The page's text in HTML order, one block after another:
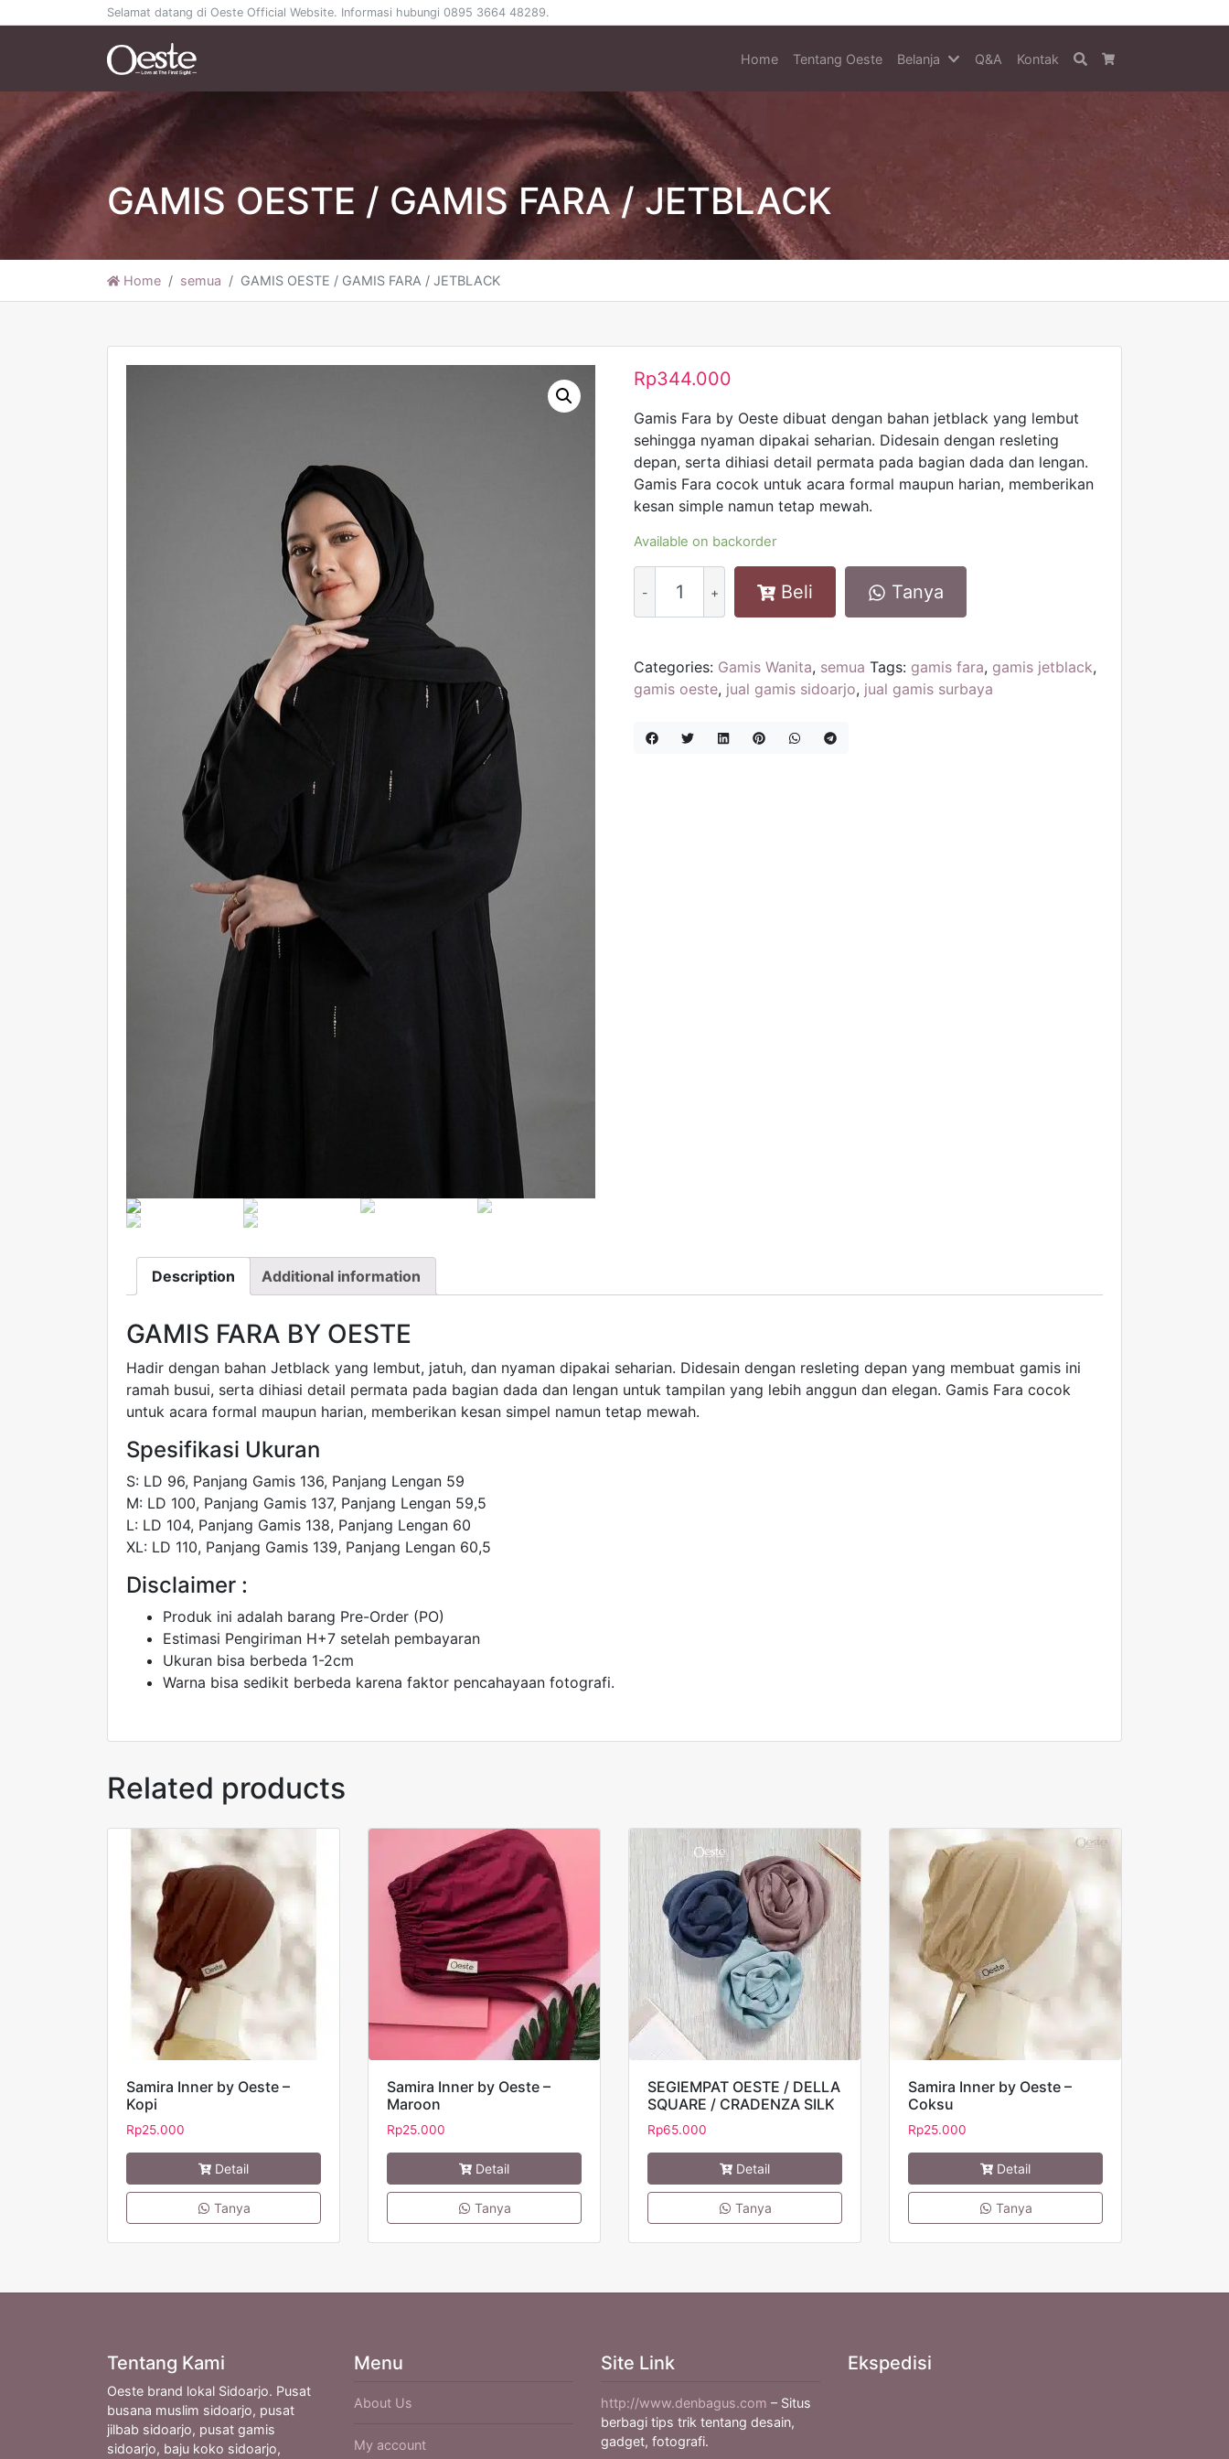
Selamat datang di Oeste Official Website. Informasi hubungi 0895 3664 48289.
Home Tentang Oeste Belanja Q&A Kontak Search
GAMIS OESTE / GAMIS FARA / JETBLACK
Home semua GAMIS OESTE / GAMIS FARA / JETBLACK
Rp344.000
Gamis Fara by Oeste dibuat dengan bahan jetblack yang lembut
sehingga nyaman dipakai seharian. Didesain dengan resleting
depan, serta dihiasi detail permata pada bagian dada dan lengan.
Gamis Fara cocok untuk acara formal maupun harian, memberikan
kesan simple namun tetap mewah.
Available on backorder
OESTE
/
FARA
/
quantity
Beli Tanya
Categories: Gamis Wanita, semua Tags: gamis fara, gamis jetblack,
gamis oeste, jual gamis sidoarjo, jual gamis surbaya
Description Additional information
GAMIS FARA BY OESTE
Hadir dengan bahan Jetblack yang lembut, jatuh, dan nyaman dipakai seharian. Didesain dengan resleting depan yang membuat gamis ini
ramah busui, serta dihiasi detail permata pada bagian dada dan lengan untuk tampilan yang lebih anggun dan elegan. Gamis Fara cocok
untuk acara formal maupun harian, memberikan kesan simpel namun tetap mewah.
Spesifikasi Ukuran
S: LD 96, Panjang Gamis 136, Panjang Lengan 59
M: LD 100, Panjang Gamis 137, Panjang Lengan 59,5
L: LD 104, Panjang Gamis 138, Panjang Lengan 60
XL: LD 110, Panjang Gamis 139, Panjang Lengan 60,5
Disclaimer :
Produk ini adalah barang Pre-Order (PO)
Estimasi Pengiriman H+7 setelah pembayaran
Ukuran bisa berbeda 1-2cm
Warna bisa sedikit berbeda karena faktor pencahayaan fotografi.
Related products
Samira Inner by Oeste –
Kopi
Rp25.000
Detail
Tanya
Samira Inner by Oeste –
Maroon
Rp25.000
Detail
Tanya
SEGIEMPAT OESTE / DELLA
SQUARE / CRADENZA SILK
Rp65.000
Detail
Tanya
Samira Inner by Oeste –
Coksu
Rp25.000
Detail
Tanya
Tentang Kami
Oeste brand lokal Sidoarjo. Pusat
busana muslim sidoarjo, pusat
jilbab sidoarjo, pusat gamis
sidoarjo, baju koko sidoarjo,
Menu
About Us
My account
Site Link
http://www.denbagus.com – Situs
berbagi tips trik tentang desain,
gadget, fotografi.
Ekspedisi